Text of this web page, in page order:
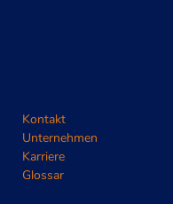
Kontakt
Unternehmen
Karriere
Glossar